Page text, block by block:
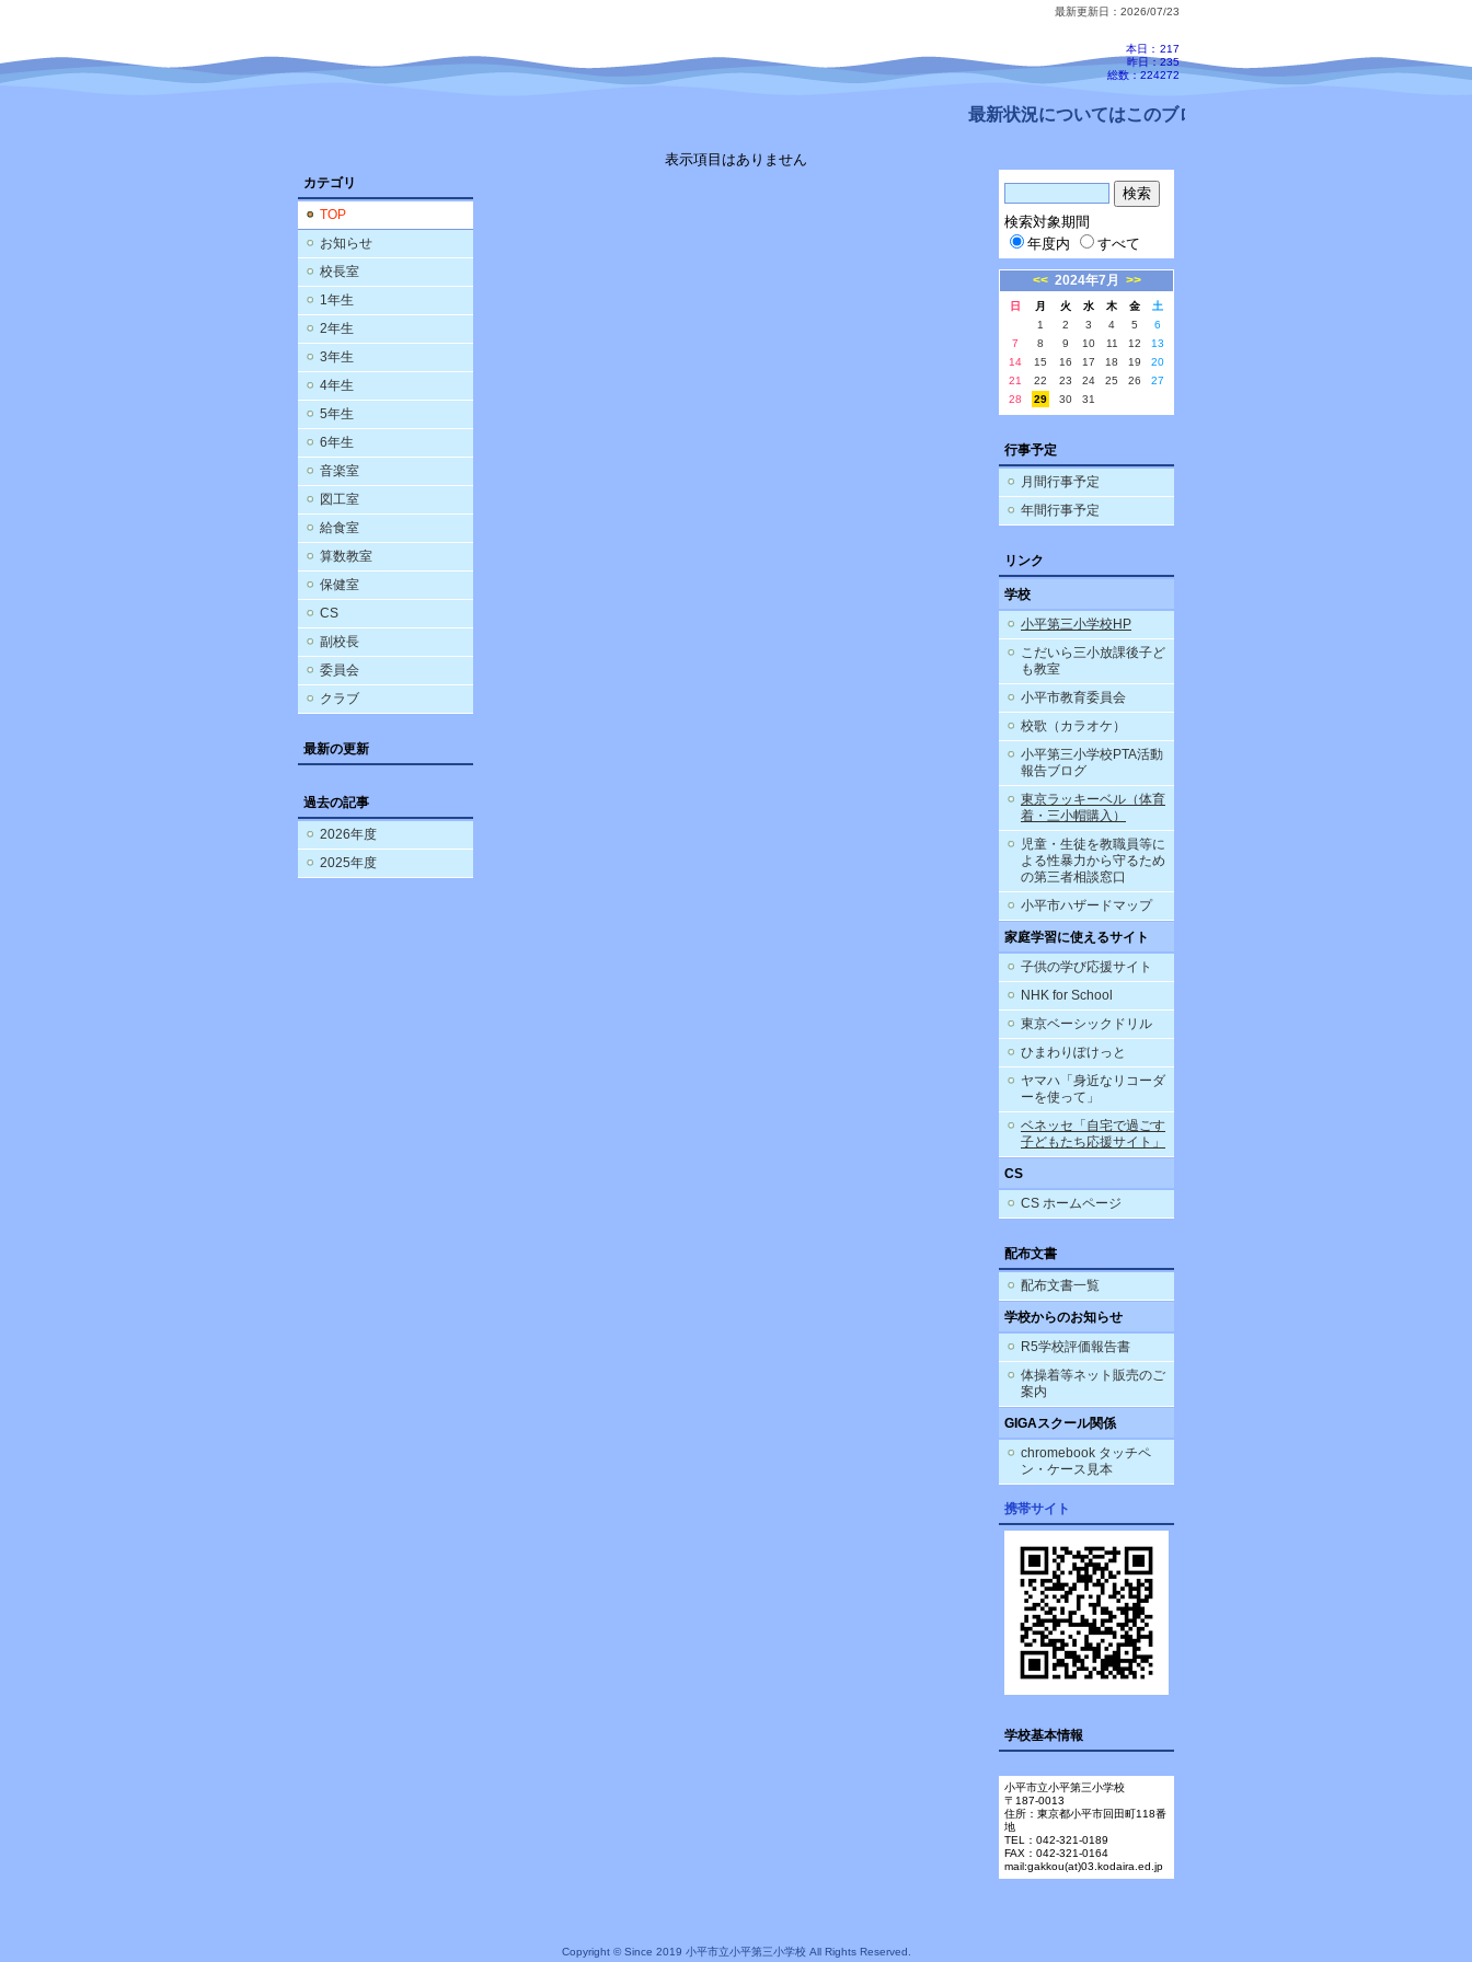
最新更新日：2026/07/23
本日： 217
昨日：235
総数：224272
最新状況についてはこのブログ、配信メールをご確認ください。
カテゴリ
TOP
お知らせ
校長室
1年生
2年生
3年生
4年生
5年生
6年生
音楽室
図工室
給食室
算数教室
保健室
CS
副校長
委員会
クラブ
最新の更新
過去の記事
2026年度
2025年度
表示項目はありません
検索対象期間
年度内
すべて
<< 2024年7月 >>
日 月 火 水 木 金
土
1
2 3 4 5
6
7
8 9 10 11 12
13
14
15 16 17 18 19
20
21
22 23 24 25 26
27
28
29 30 31
行事予定
月間行事予定
年間行事予定
リンク
学校
小平第三小学校HP
こだいら三小放課後子ど
も教室
小平市教育委員会
校歌（カラオケ）
小平第三小学校PTA活動
報告ブログ
東京ラッキーベル（体育
着・三小帽購入）
児童・生徒を教職員等に
よる性暴力から守るため
の第三者相談窓口
小平市ハザードマップ
家庭学習に使えるサイト
子供の学び応援サイト
NHK for School
東京ベーシックドリル
ひまわりぽけっと
ヤマハ「身近なリコーダ
ーを使って」
ベネッセ「自宅で過ごす
子どもたち応援サイト」
CS
CS ホームページ
配布文書
配布文書一覧
学校からのお知らせ
R5学校評価報告書
体操着等ネット販売のご
案内
GIGAスクール関係
chromebook タッチペ
ン・ケース見本
携帯サイト
学校基本情報
小平市立小平第三小学校
〒187-0013
住所：東京都小平市回田町118番
地
TEL：042-321-0189
FAX：042-321-0164
mail:gakkou(at)03.kodaira.ed.jp
Copyright © Since 2019 小平市立小平第三小学校 All Rights Reserved.